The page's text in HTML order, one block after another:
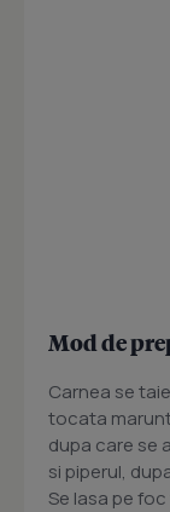
Mod de
Carnea se
tocata marunt
dupa care se
si piperul,
Se lasa pe